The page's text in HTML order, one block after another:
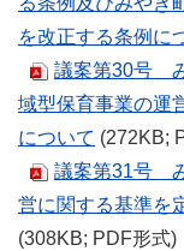
を改正する条例に
議案第30号
域型保育事業の運
について (272KB;
議案第31号
営に関する基準を
(308KB; PDF形式)